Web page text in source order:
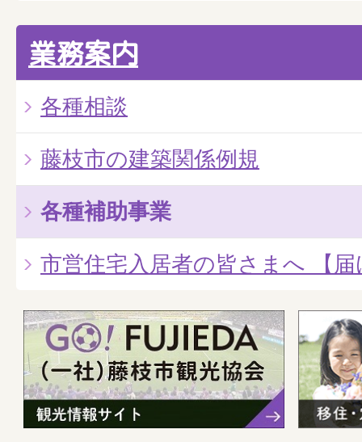
業務案内
各種相談
藤枝市の建築関係例規
各種補助事業
市営住宅入居者の皆さまへ 【